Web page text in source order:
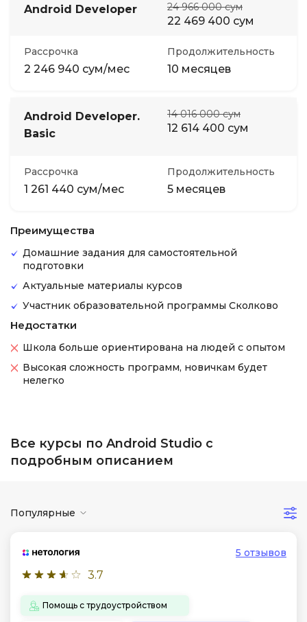
Android Developer 24 966 000 сум
22 469 400 сум
Рассрочка
2 246 940 сум/мес
Продолжительность
10 месяцев
Android Developer.
Basic
14 016 000 сум
12 614 400 сум
Рассрочка
1 261 440 сум/мес
Продолжительность
5 месяцев
Преимущества
Домашние задания для самостоятельной
подготовки
Актуальные материалы курсов
Участник образовательной программы Сколково
Недостатки
Школа больше ориентирована на людей с опытом
Высокая сложность программ, новичкам будет
нелегко
Все курсы по Android Studio с
подробным описанием
Популярные
3.7
5 отзывов
Помощь с трудоустройством